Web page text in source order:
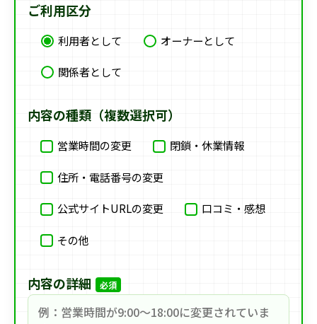
ご利用区分
利用者として
オーナーとして
関係者として
内容の種類（複数選択可）
営業時間の変更 閉鎖・休業情報
住所・電話番号の変更
公式サイトURLの変更 口コミ・感想
その他
内容の詳細 必須